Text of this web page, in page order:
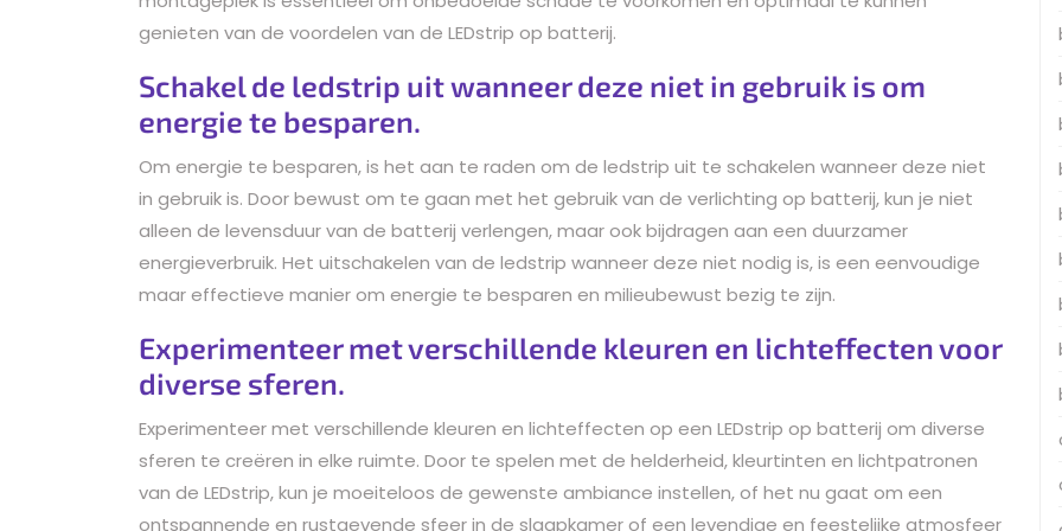
genieten van de voordelen van de LEDstrip op batterij.
Schakel de ledstrip uit wanneer deze niet in gebruik is om
energie te besparen.
Om energie te besparen, is het aan te raden om de ledstrip uit te schakelen wanneer deze niet
in gebruik is. Door bewust om te gaan met het gebruik van de verlichting op batterij, kun je niet
alleen de levensduur van de batterij verlengen, maar ook bijdragen aan een duurzamer
energieverbruik. Het uitschakelen van de ledstrip wanneer deze niet nodig is, is een eenvoudige
maar effectieve manier om energie te besparen en milieubewust bezig te zijn.
Experimenteer met verschillende kleuren en lichteffecten voor
diverse sferen.
Experimenteer met verschillende kleuren en lichteffecten op een LEDstrip op batterij om diverse
sferen te creëren in elke ruimte. Door te spelen met de helderheid, kleurtinten en lichtpatronen
van de LEDstrip, kun je moeiteloos de gewenste ambiance instellen, of het nu gaat om een
ontspannende en rustgevende sfeer in de slaapkamer of een levendige en feestelijke atmosfeer